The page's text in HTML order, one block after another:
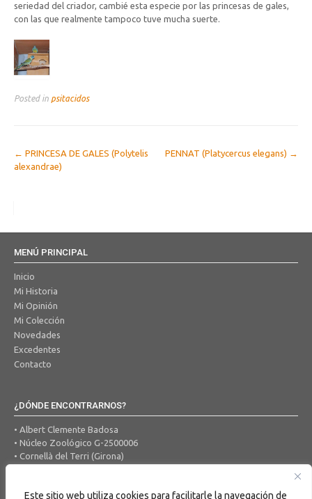
Este sitio web utiliza cookies para facilitarle la navegación de
seriedad del criador, cambié esta especie por las princesas de gales,
con las que realmente tampoco tuve mucha suerte.
Posted in psitacidos
Post
navigation
← PRINCESA DE GALES (Polytelis
alexandrae)
PENNAT (Platycercus elegans) →
MENÚ PRINCIPAL
Inicio
Mi Historia
Mi Opinión
Mi Colección
Novedades
Excedentes
Contacto
¿DÓNDE ENCONTRARNOS?
• Albert Clemente Badosa
• Núcleo Zoológico G-2500006
• Cornellà del Terri (Girona)